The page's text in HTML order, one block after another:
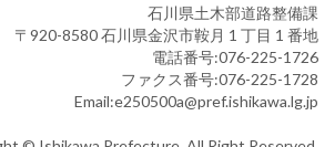
石川県土木部道路整備課
〒920-8580 石川県金沢市鞍月 1 丁目 1 番地
電話番号:076-225-1726
ファクス番号:076-225-1728
Email:e250500a@pref.ishikawa.lg.jp